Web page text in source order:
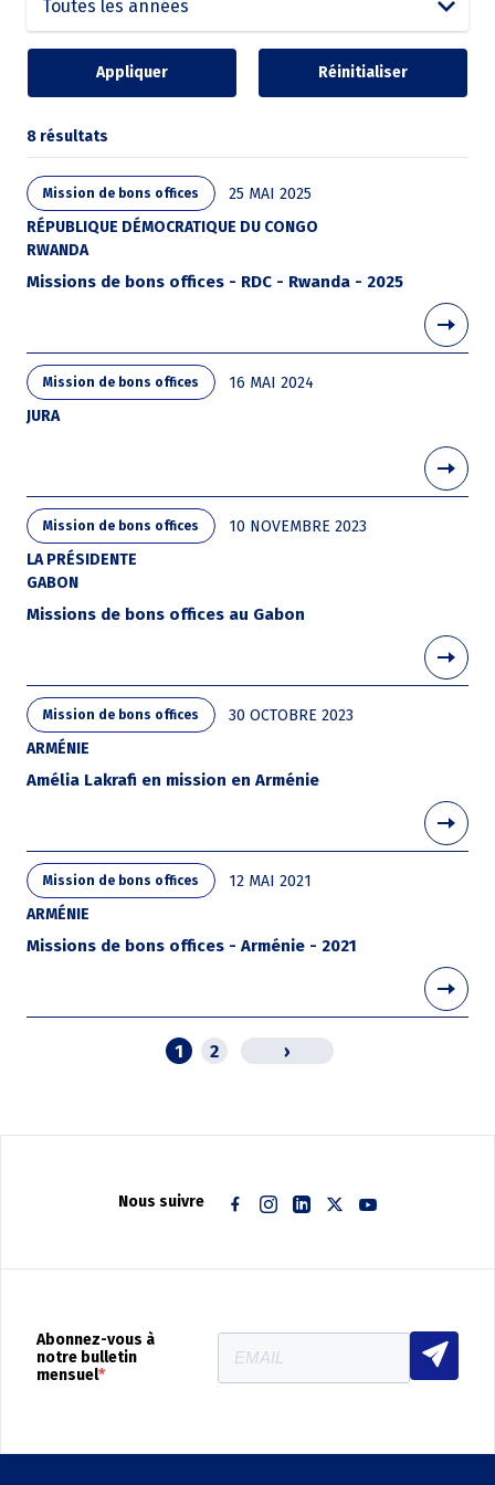
8 résultats
Mission de bons offices
25 MAI 2025
RÉPUBLIQUE DÉMOCRATIQUE DU CONGO
RWANDA
Missions de bons offices - RDC - Rwanda - 2025
Mission de bons offices
16 MAI 2024
JURA
Mission de bons offices
10 NOVEMBRE 2023
LA PRÉSIDENTE
GABON
Missions de bons offices au Gabon
Mission de bons offices
30 OCTOBRE 2023
ARMÉNIE
Amélia Lakrafi en mission en Arménie
Mission de bons offices
12 MAI 2021
ARMÉNIE
Missions de bons offices - Arménie - 2021
Page
1 Page
2
Page
›
Nous suivre
Abonnez-vous à
notre bulletin
mensuel